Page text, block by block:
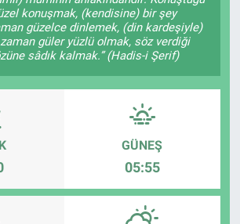
konuşmak, (kendisine) bir şey
güzelce dinlemek, (din kardeşiyle)
zaman güler yüzlü olmak, söz verdiği
sâdık kalmak.” (Hadis-i Şerif)
GÜNEŞ
05:55